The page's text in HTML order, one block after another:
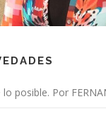
posible. Por